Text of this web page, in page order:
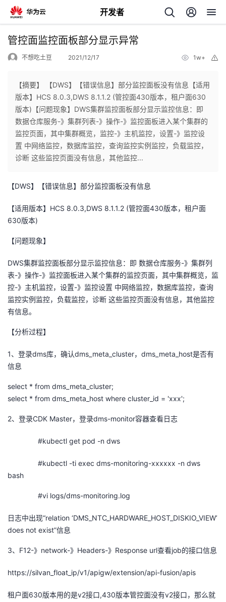
开发者
返
个
人
我
发
者
我
的
博
我
的
坛
我
圈
子
的
直
播
我
的
活
我
的
我
者
支
管控面监控面板部分显示异常
不想吃土豆 2021/12/17 1w+
【摘要】 【DWS】【错误信息】部分监控面板没有信息【适用
版本】HCS 8.0.3,DWS 8.1.1.2 (管控面430版本，租户面630
版本)【问题现象】DWS集群监控面板部分显示监控信息：即
数据仓库服务-》集群列表-》操作-》监控面板进入某个集群的
监控页面，其中集群概览，监控-》主机监控，设置-》监控设
置 中网络监控，数据库监控，查询监控实例监控，负载监控，
诊断 这些监控页面没有信息，其他监控...
【DWS】【错误信息】部分监控面板没有信息
【适用版本】 HCS 8.0.3,DWS 8.1.1.2 (管控面430版本，租户面
630版本)
【问题现象】
DWS集群监控面板部分显示监控信息：即 数据仓库服务-》集群列
表-》操作-》监控面板进入某个集群的监控页面，其中集群概览，监
控-》主机监控，设置-》监控设置 中网络监控，数据库监控，查询
监控实例监控，负载监控，诊断 这些监控页面没有信息，其他监控
有信息。
【分析过程】
1、登录dms库，确认dms_meta_cluster， dms_meta_host是否有
信息
select * from dms_meta_cluster;
select * from dms_meta_host where cluster_id = 'xxx';
2、登录CDK Master，登录dms-monitor容器查看日志
#kubectl get pod -n dws
#kubectl -ti exec dms-monitoring-xxxxxx -n dws
bash
#vi logs/dms-monitoring.log
日志中出现“relation ‘DMS_NTC_HARDWARE_HOST_DISKIO_VIEW’
does not exist”信息
3、F12-》 network-》 Headers-》 Response url查看job的接口信息
https://silvan_float_ip/v1/apigw/extension/api-fusion/apis
租户面630版本用的是v2接口,430版本管控面没有v2接口，那么就